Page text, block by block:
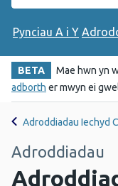
Pynciau A i Y
BETA
Mae hwn yn
adborth er mwyn ei
Adroddiadau Iechyd
Adroddiadau